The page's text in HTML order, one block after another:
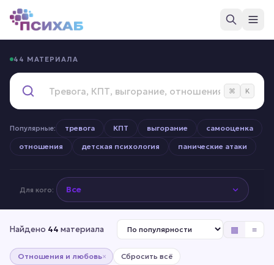
44 МАТЕРИАЛА
⌘ K
Популярные: тревога КПТ выгорание
самооценка
отношения
детская психология панические атаки
Для кого:
Найдено 44 материала ▦ ≡
Отношения и любовь× Сбросить всё